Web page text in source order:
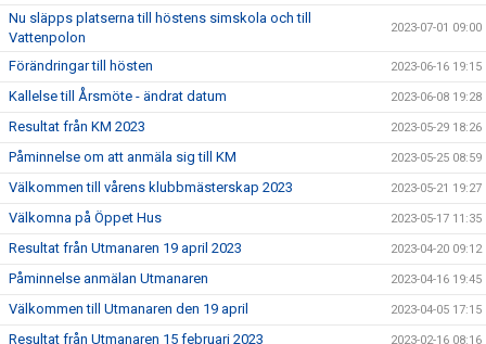
Nu släpps platserna till höstens simskola och till
Vattenpolon
2023-07-01 09:00
Förändringar till hösten 2023-06-16 19:15
Kallelse till Årsmöte - ändrat datum 2023-06-08 19:28
Resultat från KM 2023 2023-05-29 18:26
Påminnelse om att anmäla sig till KM 2023-05-25 08:59
Välkommen till vårens klubbmästerskap 2023 2023-05-21 19:27
Välkomna på Öppet Hus 2023-05-17 11:35
Resultat från Utmanaren 19 april 2023 2023-04-20 09:12
Påminnelse anmälan Utmanaren 2023-04-16 19:45
Välkommen till Utmanaren den 19 april 2023-04-05 17:15
Resultat från Utmanaren 15 februari 2023 2023-02-16 08:16